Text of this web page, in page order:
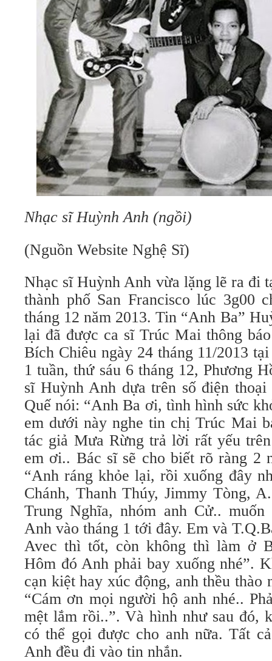
Nhạc sĩ Huỳnh Anh (ngồi)
(Nguồn Website Nghệ Sĩ)
Nhạc sĩ Huỳnh Anh vừa lặng lẽ ra đi
thành phố San Francisco lúc 3g00
tháng 12 năm 2013. Tin “Anh Ba”
lại đã được ca sĩ Trúc Mai thông
Bích Chiêu ngày 24 tháng 11/2013
1 tuần, thứ sáu 6 tháng 12, Phương
sĩ Huỳnh Anh dựa trên số điện
Quế nói: “Anh Ba ơi, tình hình sức
em dưới này nghe tin chị Trúc Mai
tác giả Mưa Rừng trả lời rất yếu
em ơi.. Bác sĩ sẽ cho biết rõ ràng 2
“Anh ráng khỏe lại, rồi xuống đây
Chánh, Thanh Thúy, Jimmy Tòng,
Trung Nghĩa, nhóm anh Cử..
Anh vào tháng 1 tới đây. Em và
Avec thì tốt, còn không thì làm ở
Hôm đó Anh phải bay xuống nhé”.
cạn kiệt hay xúc động, anh thều thào
“Cám ơn mọi người hộ anh nhé..
mệt lắm rồi..”. Và hình như sau đó,
có thể gọi được cho anh nữa. Tất
Anh đều đi vào tin nhắn.